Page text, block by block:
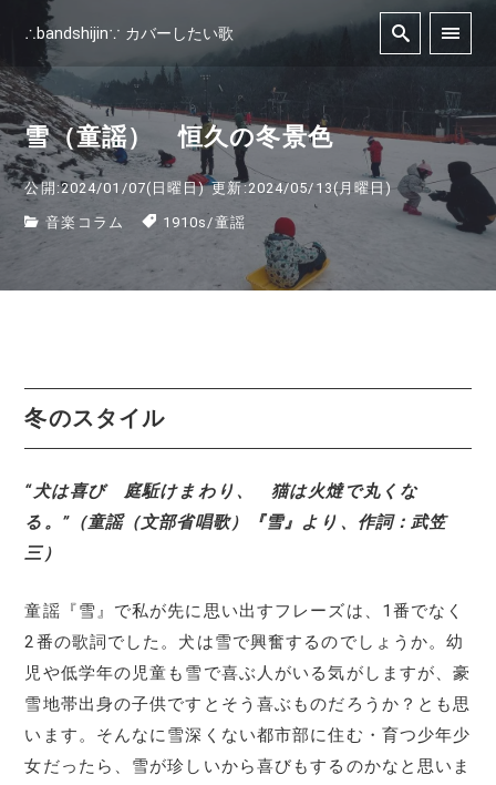
∴bandshijin∵ カバーしたい歌
雪（童謡） 恒久の冬景色
公開:2024/01/07(日曜日) 更新:2024/05/13(月曜日)
音楽コラム 1910s /童謡
冬のスタイル
“犬は喜び 庭駈けまわり、 猫は火燵で丸くな
る。”（童謡（文部省唱歌）『雪』より、作詞：武笠
三）
童謡『雪』で私が先に思い出すフレーズは、1番でなく
2番の歌詞でした。犬は雪で興奮するのでしょうか。幼
児や低学年の児童も雪で喜ぶ人がいる気がしますが、豪
雪地帯出身の子供ですとそう喜ぶものだろうか？とも思
います。そんなに雪深くない都市部に住む・育つ少年少
女だったら、雪が珍しいから喜びもするのかなと思いま